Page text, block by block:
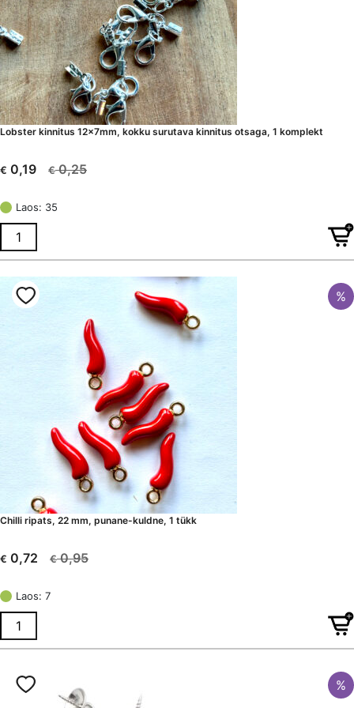
Lobster kinnitus 12x7mm, kokku surutava kinnitus otsaga, 1 komplekt
€0,25
Algne
oli:
€ 0,25.
€ 0,19
Current
is:
€ 0,19.
Laos: 35
%
Chilli ripats, 22 mm, punane-kuldne, 1 tükk
€0,95
Algne
oli:
€ 0,95.
€ 0,72
Current
is:
€ 0,72.
Laos: 7
%